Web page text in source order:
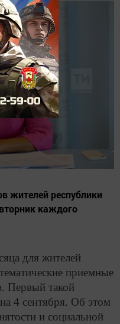
жителей республики
каждого
для жителей
приемные
Первый такой
4 сентября. Об этом
и социальной